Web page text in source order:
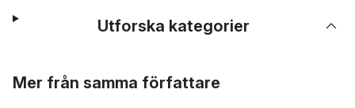
Utforska kategorier
Mer från samma författare